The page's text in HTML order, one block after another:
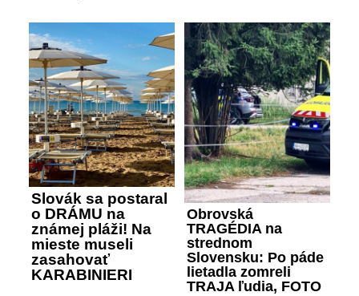
Slovák sa postaral
o DRÁMU na
známej pláži! Na
mieste museli
zasahovať
KARABINIERI
Obrovská
TRAGÉDIA na
strednom
Slovensku: Po páde
lietadla zomreli
TRAJA ľudia, FOTO